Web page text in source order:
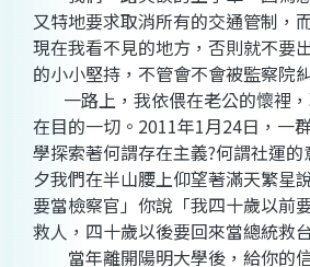
又特地要求取消所有的交通管制，
現在我看不見的地方，否則就不要
的小小堅持，不管會不會被監察院
一路上，我依偎在老公的懷裡，
在目的一切。2011年1月24日，一
學探索著何謂存在主義?何謂社運
夕我們在半山腰上仰望著滿天繁星
要當檢察官」你說「我四十歲以前
救人，四十歲以後要回來當總統救
當年離開陽明大學後，給你的